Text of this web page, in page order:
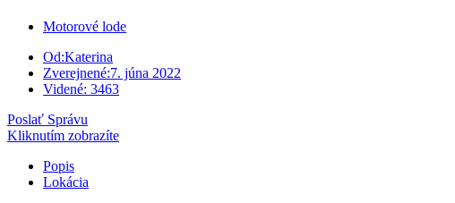
Motorové lode
Od:Katerina
Zverejnené:7. júna 2022
Videné: 3463
Poslať Správu
Kliknutím zobrazíte
Popis
Lokácia